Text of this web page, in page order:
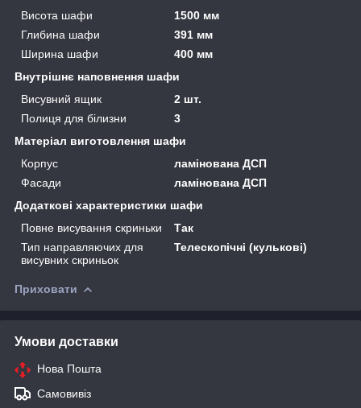
Висота шафи
1500 мм
Глибина шафи
391 мм
Ширина шафи
400 мм
Внутрішнє наповнення шафи
Висувний ящик
2 шт.
Полиця для білизни
3
Матеріал виготовлення шафи
Корпус
ламінована ДСП
Фасади
ламінована ДСП
Додаткові характеристики шафи
Повне висування скриньки
Так
Тип направляючих для
висувних скриньок
Телескопічні (кулькові)
Приховати
Умови доставки
Нова Пошта
Самовивіз